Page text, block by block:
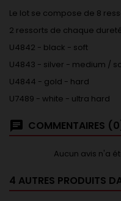
Le lot se compose de 8
2 ressorts de chaque
U4842 - black - soft
U4843 - silver - medium /
U4844 - gold - hard
U7489 - white - ultra hard
COMMENTAIRES
Aucun avis n'a
4 AUTRES PRODUITS